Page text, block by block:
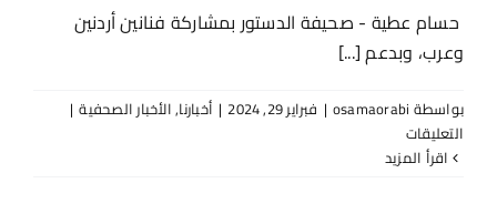
حسام عطية - صحيفة الدستور بمشاركة فنانين أردنين
وعرب، وبدعم [...]
بواسطة osamaorabi
| فبراير 29, 2024 | أخبارنا,الأخبار الصحفية |
التعليقاتعلى
الدستور: